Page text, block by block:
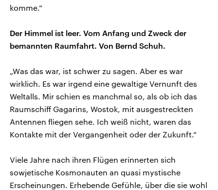
komme.“
Der Himmel ist leer. Vom Anfang und Zweck der
bemannten Raumfahrt. Von Bernd Schuh.
„Was das war, ist schwer zu sagen. Aber es war
wirklich. Es war irgend eine gewaltige Vernunft des
Weltalls. Mir schien es manchmal so, als ob ich das
Raumschiff Gagarins, Wostok, mit ausgestreckten
Antennen fliegen sehe. Ich weiß nicht, waren das
Kontakte mit der Vergangenheit oder der Zukunft.“
Viele Jahre nach ihren Flügen erinnerten sich
sowjetische Kosmonauten an quasi mystische
Erscheinungen. Erhebende Gefühle, über die sie wohl